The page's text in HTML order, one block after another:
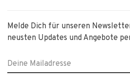
Melde Dich für unseren
neusten Updates und Angebote